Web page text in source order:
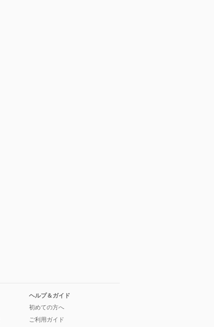
ヘルプ＆ガイド
初めての方へ
ご利用ガイド